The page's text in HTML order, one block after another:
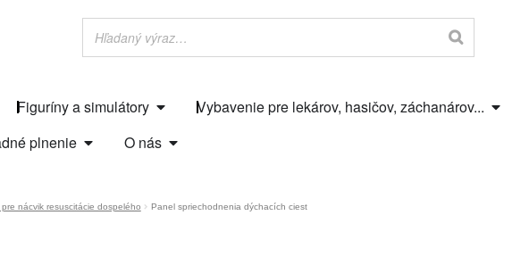
Figuríny a simulátory Vybavenie pre lekárov, hasičov, záchanárov...
plnenie O nás
pre nácvik resuscitácie dospelého Panel spriechodnenia dýchacích ciest